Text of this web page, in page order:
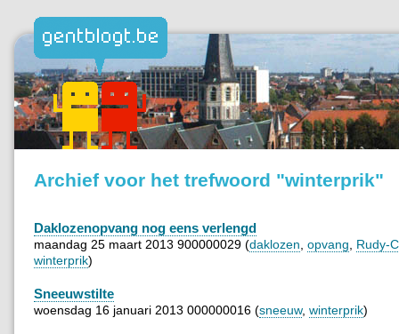
Archief voor het trefwoord "winterprik"
Daklozenopvang nog eens verlengd
maandag 25 maart 2013 900000029 (daklozen opvang
Rudy-
winterprik)
Sneeuwstilte
woensdag 16 januari 2013 000000016 (sneeuw, winterprik)